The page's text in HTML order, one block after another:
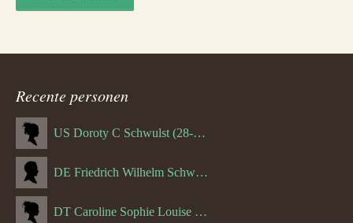
Recente personen
US Doroty C Schwulst (28-12-1919)
DE Friedrich Wilhelm Schwulst
DT Caroline Sophie Louise Schreuder born Schwulst (13-05-1866)